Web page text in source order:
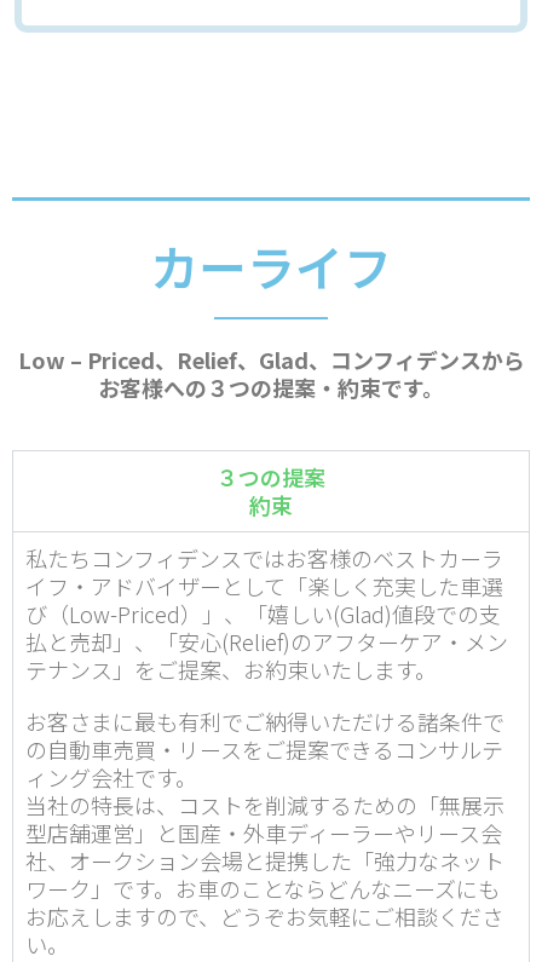
カーライフ
Low – Priced、Relief、Glad、コンフィデンスから
お客様への３つの提案・約束です。
３つの提案
約束
私たちコンフィデンスではお客様のベストカーラ
イフ・アドバイザーとして「楽しく充実した車選
び（Low-Priced）」、「嬉しい(Glad)値段での支
払と売却」、「安心(Relief)のアフターケア・メン
テナンス」をご提案、お約束いたします。
お客さまに最も有利でご納得いただける諸条件で
の自動車売買・リースをご提案できるコンサルテ
ィング会社です。
当社の特長は、コストを削減するための「無展示
型店舗運営」と国産・外車ディーラーやリース会
社、オークション会場と提携した「強力なネット
ワーク」です。お車のことならどんなニーズにも
お応えしますので、どうぞお気軽にご相談くださ
い。